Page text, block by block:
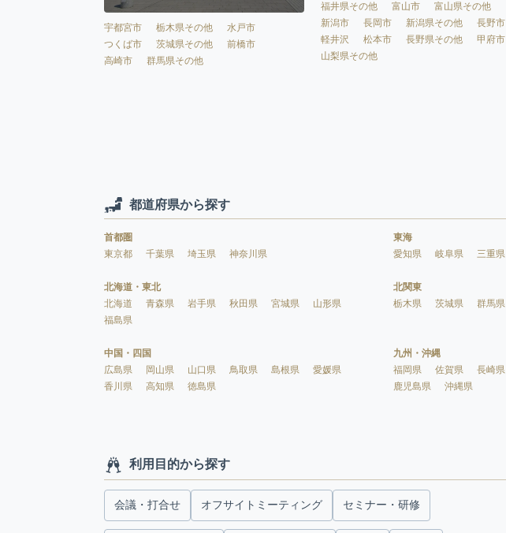
宇都宮市 栃木県その他
水戸市
つくば市
茨城県その他
前橋市
高崎市
群馬県その他
福井県その他
富山市
富山県その他
新潟市
長岡市 新潟県その他
長野市
軽井沢
松本市 長野県その他
甲府市
山梨県その他
都道府県から探す
首都圏
東京都
千葉県 埼玉県 神奈川県
東海
愛知県
岐阜県 三重県
北海道・東北
北海道
青森県 岩手県 秋田県 宮城県
山形県
福島県
北関東
栃木県
茨城県 群馬県
中国・四国
広島県
岡山県 山口県 鳥取県 島根県
愛媛県
香川県
高知県 徳島県
九州・沖縄
福岡県
佐賀県 長崎県
鹿児島県
沖縄県
利用目的から探す
会議・打合せ オフサイトミーティング セミナー・研修